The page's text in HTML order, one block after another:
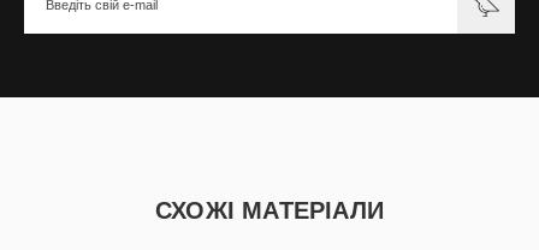
СХОЖІ МАТЕРІАЛИ